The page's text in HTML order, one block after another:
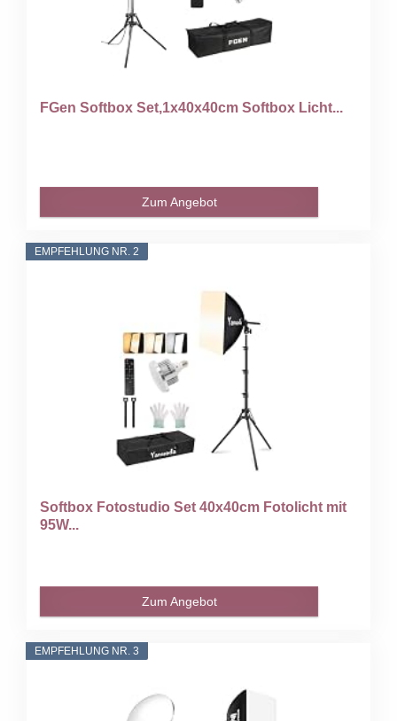
FGen Softbox Set,1x40x40cm Softbox Licht...
Zum Angebot
EMPFEHLUNG NR. 2
Softbox Fotostudio Set 40x40cm Fotolicht mit
95W...
Zum Angebot
EMPFEHLUNG NR. 3